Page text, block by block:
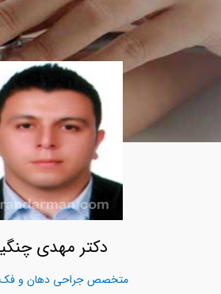
دکتر مهدی
متخصص جراحی دهان و